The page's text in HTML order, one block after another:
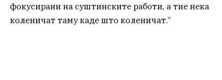
фокусирани на суштинските работи, а тие нека
коленичат таму каде што коленичат.“